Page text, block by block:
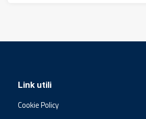
Link utili
Cookie Policy